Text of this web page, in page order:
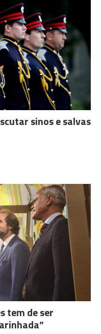
sinos e salvas
tem de ser